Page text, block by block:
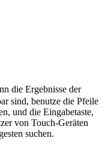
die Ergebnisse der
sind, benutze die Pfeile
und die Eingabetaste,
von Touch-Geräten
suchen.